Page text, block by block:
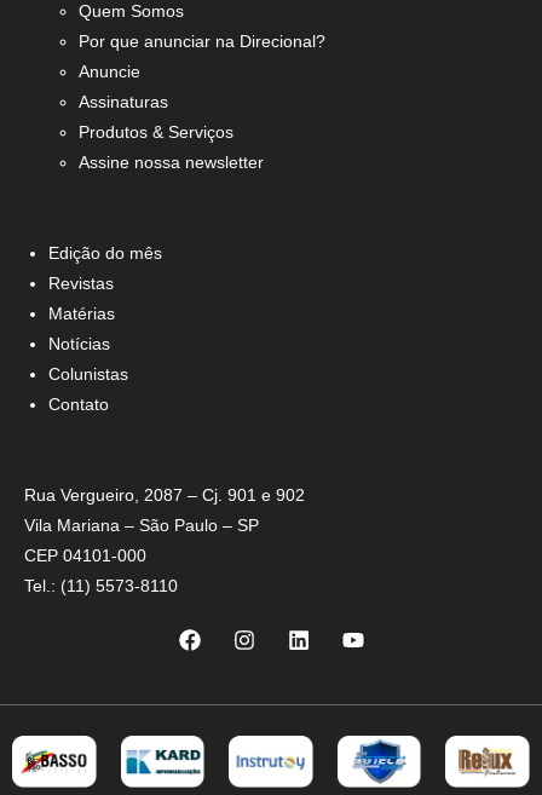
Quem Somos
Por que anunciar na Direcional?
Anuncie
Assinaturas
Produtos & Serviços
Assine nossa newsletter
Edição do mês
Revistas
Matérias
Notícias
Colunistas
Contato
Rua Vergueiro, 2087 – Cj. 901 e 902
Vila Mariana – São Paulo – SP
CEP 04101-000
Tel.: (11) 5573-8110